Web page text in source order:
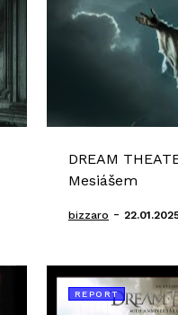
DREAM
Mesiášem
bizzaro -
REPORT